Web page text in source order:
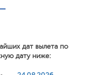
дат вылета по
дату ниже: